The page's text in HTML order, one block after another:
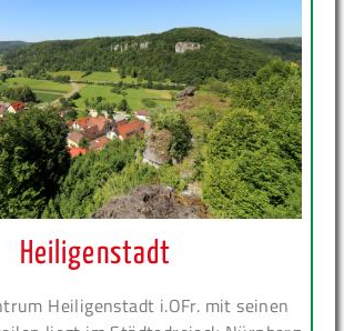
Heiligenstadt
Heiligenstadt i.OFr. mit seinen